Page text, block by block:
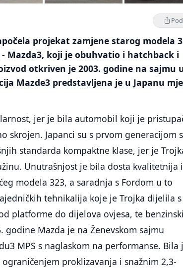
projekat zamjene starog modela
Mazda3, koji je obuhvatio i hatchback i
otkriven je 2003. godine na sajmu
Mazde3 predstavljena je u Japanu
jer je bila automobil koji je
skrojen. Japanci su s prvom generacijom s
standarda kompaktne klase, jer je
Unutrašnjost je bila dosta kvalitetnija i
modela 323, a saradnja s Fordom u to
tehnikalija koje je Trojka dijelila s
platforme do dijelova ovjesa, te
godine Mazda je na Ženevskom sajmu
MPS s naglaskom na performanse. Bila
proklizavanja i snažnim 2,3-